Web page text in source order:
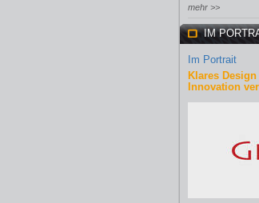
mehr >>
IM
Im Portrait
Klares
Innovation